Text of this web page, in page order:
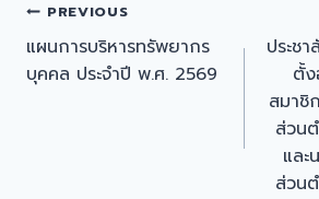
PREVIOUS
แผนการบริหารทรัพยากร
บุคคล ประจำปี พ.ศ. 2569
ประช
ตั้ง
สมาชิ
ส่วน
และ
ส่วน